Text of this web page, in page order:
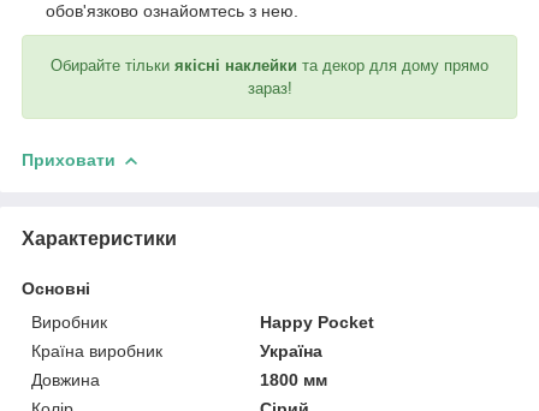
обов'язково ознайомтесь з нею.
Обирайте тільки якісні наклейки та декор для дому прямо
зараз!
Приховати
Характеристики
Основні
Виробник
Happy Pocket
Країна виробник
Україна
Довжина
1800 мм